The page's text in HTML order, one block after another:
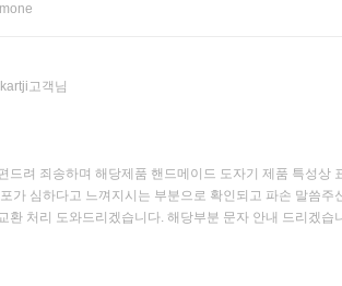
고객님
드려 죄송하며 해당제품 핸드메이드 도자기 제품 특성상
가 심하다고 느껴지시는 부분으로 확인되고 파손 말씀주
환 처리 도와드리겠습니다. 해당부분 문자 안내 드리겠습